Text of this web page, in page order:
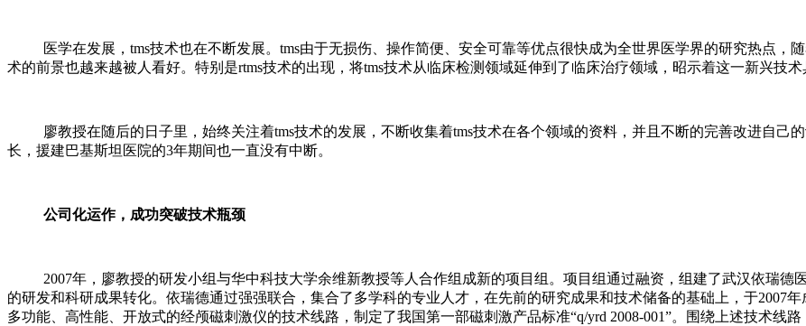
医学在发展，tms技术也在不断发展。tms由于无损伤、操作简便、安全可靠等优点很快成为全世界医学界的研究热点，随
术的前景也越来越被人看好。特别是rtms技术的出现，将tms技术从临床检测领域延伸到了临床治疗领域，昭示着这一新兴技术
廖教授在随后的日子里，始终关注着tms技术的发展，不断收集着tms技术在各个领域的资料，并且不断的完善改进自己
长，援建巴基斯坦医院的3年期间也一直没有中断。
公司化运作，成功突破技术瓶颈
2007年，廖教授的研发小组与华中科技大学余维新教授等人合作组成新的项目组。项目组通过融资，组建了武汉依瑞德
的研发和科研成果转化。依瑞德通过强强联合，集合了多学科的专业人才，在先前的研究成果和技术储备的基础上，于2007
多功能、高性能、开放式的经颅磁刺激仪的技术线路，制定了我国第一部磁刺激产品标准“q/yrd 2008-001”。围绕上述技术线